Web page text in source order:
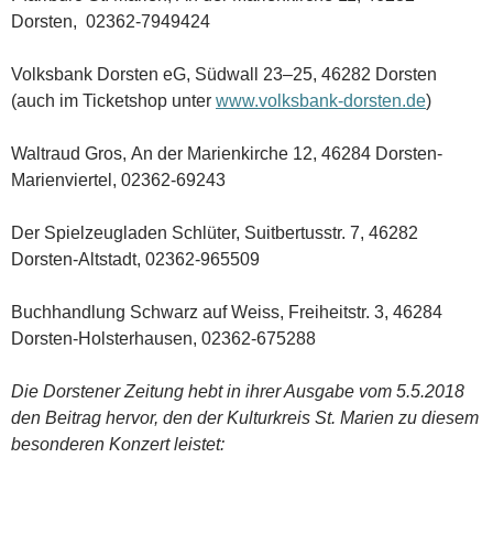
Dorsten, 02362-7949424
Volksbank Dorsten eG, Südwall 23–25, 46282 Dorsten
(auch im Ticketshop unter www.volksbank-dorsten.de)
Waltraud Gros, An der Marienkirche 12, 46284 Dorsten-
Marienviertel, 02362-69243
Der Spielzeugladen Schlüter, Suitbertusstr. 7, 46282
Dorsten-Altstadt, 02362-965509
Buchhandlung Schwarz auf Weiss, Freiheitstr. 3, 46284
Dorsten-Holsterhausen, 02362-675288
Die Dorstener Zeitung hebt in ihrer Ausgabe vom 5.5.2018
den Beitrag hervor, den der Kulturkreis St. Marien zu diesem
besonderen Konzert leistet: